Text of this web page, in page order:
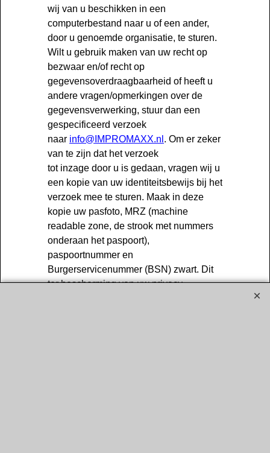
wij van u beschikken in een
computerbestand naar u of een ander,
door u genoemde organisatie, te sturen.
Wilt u gebruik maken van uw recht op
bezwaar en/of recht op
gegevensoverdraagbaarheid of heeft u
andere vragen/opmerkingen over de
gegevensverwerking, stuur dan een
gespecificeerd verzoek
naar info@IMPROMAXX.nl . Om er zeker
van te zijn dat het verzoek
tot inzage door u is gedaan, vragen wij u
een kopie van uw identiteitsbewijs bij het
verzoek mee te sturen. Maak in deze
kopie uw pasfoto, MRZ (machine
readable zone, de strook met nummers
onderaan het paspoort),
paspoortnummer en
Burgerservicenummer (BSN) zwart. Dit
ter bescherming van uw privacy.